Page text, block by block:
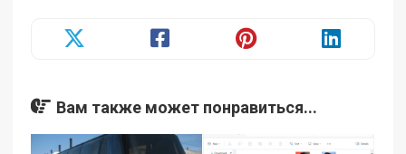
Вам также может понравиться...